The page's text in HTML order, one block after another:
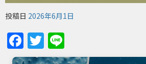
投稿日 2026年6月1日
Facebook
Twitter